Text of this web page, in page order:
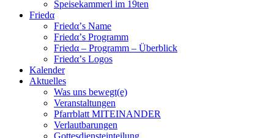
Speisekammerl im 19ten
Friedα
Friedα’s Name
Friedα’s Programm
Friedα – Programm – Überblick
Friedα’s Logos
Kalender
Aktuelles
Was uns bewegt(e)
Veranstaltungen
Pfarrblatt MITEINANDER
Verlautbarungen
Gottesdiensteinteilung